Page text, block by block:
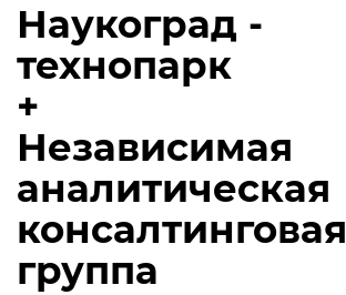
Наукоград -
технопарк
+
Независимая
аналитическая
консалтинговая
группа